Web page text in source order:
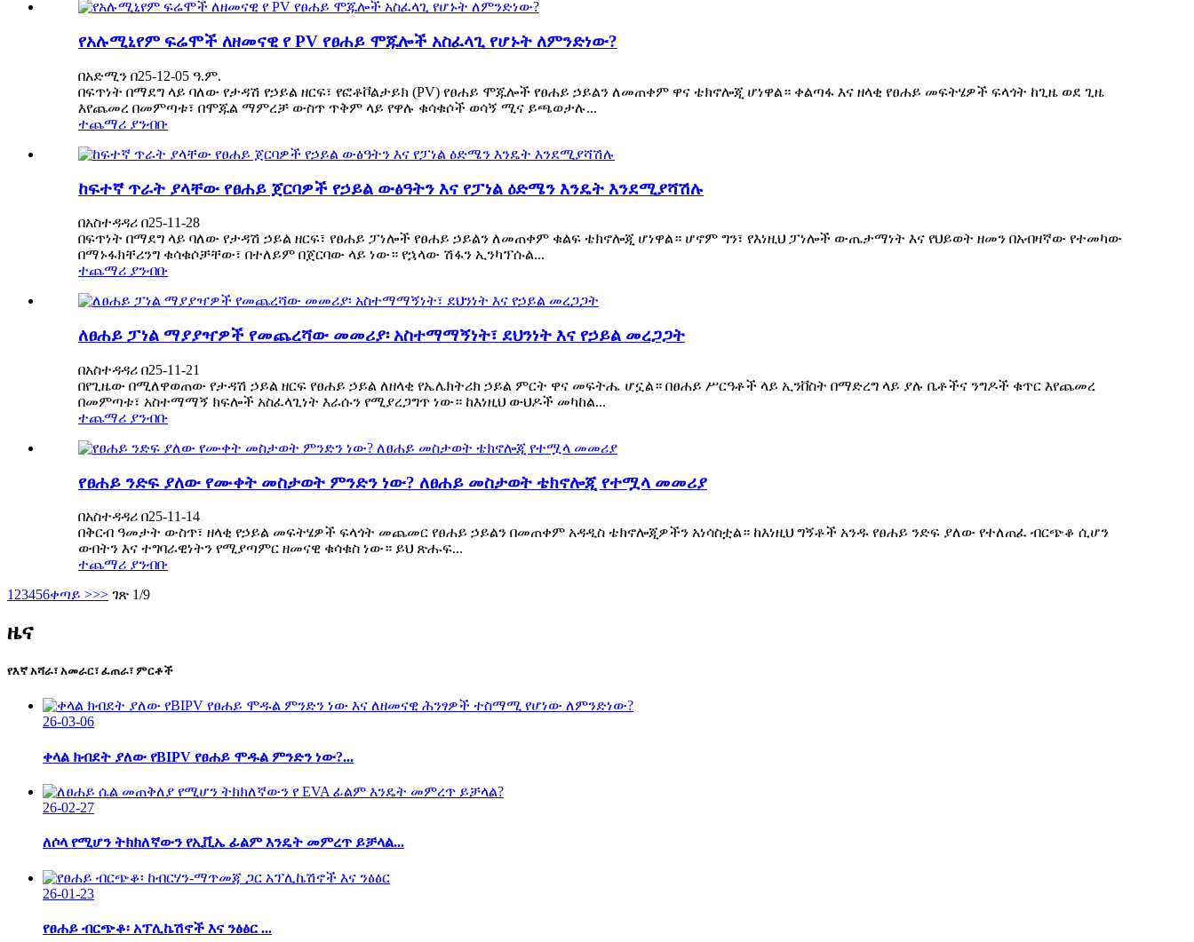
የአሉሚኒየም ፍሬሞች ለዘመናዊ የ PV የፀሐይ ሞጁሎች አስፈላጊ የሆኑት ለምንድነው?
በአድሚን በ25-12-05 ዓ.ም.
በፍጥነት በማደግ ላይ ባለው የታዳሽ የኃይል ዘርፍ፣ የፎቶቮልታይክ (PV) የፀሐይ ሞጁሎች የፀሐይ ኃይልን ለመጠቀም ዋና ቴክኖሎጂ ሆነዋል። ቀልጣፋ እና ዘላቂ የፀሐይ መፍትሄዎች ፍላጎት ከጊዜ ወደ ጊዜ
እየጨመረ በመምጣቱ፣ በሞጁል ማምረቻ ውስጥ ጥቅም ላይ የዋሉ ቁሳቁሶች ወሳኝ ሚና ይጫወታሉ...
ተጨማሪ ያንብቡ
ከፍተኛ ጥራት ያላቸው የፀሐይ ጀርባዎች የኃይል ውፅዓትን እና የፓነል ዕድሜን እንዴት እንደሚያሻሽሉ
በአስተዳዳሪ በ25-11-28
በፍጥነት በማደግ ላይ ባለው የታዳሽ ኃይል ዘርፍ፣ የፀሐይ ፓነሎች የፀሐይ ኃይልን ለመጠቀም ቁልፍ ቴክኖሎጂ ሆነዋል። ሆኖም ግን፣ የእነዚህ ፓነሎች ውጤታማነት እና የህይወት ዘመን በአብዛኛው የተመካው
በማኑፋክቸሪንግ ቁሳቁሶቻቸው፣ በተለይም በጀርባው ላይ ነው። የኋላው ሽፋን ኢንካፕሱል...
ተጨማሪ ያንብቡ
ለፀሐይ ፓነል ማያያዣዎች የመጨረሻው መመሪያ፡ አስተማማኝነት፣ ደህንነት እና የኃይል መረጋጋት
በአስተዳዳሪ በ25-11-21
በየጊዜው በሚለዋወጠው የታዳሽ ኃይል ዘርፍ የፀሐይ ኃይል ለዘላቂ የኤሌክትሪክ ኃይል ምርት ዋና መፍትሔ ሆኗል። በፀሐይ ሥርዓቶች ላይ ኢንቨስት በማድረግ ላይ ያሉ ቤቶችና ንግዶች ቁጥር እየጨመረ
በመምጣቱ፣ አስተማማኝ ክፍሎች አስፈላጊነት እራሱን የሚያረጋግጥ ነው። ከእነዚህ ውህዶች መካከል...
ተጨማሪ ያንብቡ
የፀሐይ ንድፍ ያለው የሙቀት መስታወት ምንድን ነው? ለፀሐይ መስታወት ቴክኖሎጂ የተሟላ መመሪያ
በአስተዳዳሪ በ25-11-14
በቅርብ ዓመታት ውስጥ፣ ዘላቂ የኃይል መፍትሄዎች ፍላጎት መጨመር የፀሐይ ኃይልን በመጠቀም አዳዲስ ቴክኖሎጂዎችን አነሳስቷል። ከእነዚህ ግኝቶች አንዱ የፀሐይ ንድፍ ያለው የተለጠፈ ብርጭቆ ሲሆን
ውበትን እና ተግባራዊነትን የሚያጣምር ዘመናዊ ቁሳቁስ ነው። ይህ ጽሑፍ...
ተጨማሪ ያንብቡ
1 23456ቀጣይ >>> ገጽ 1/9
ዜና
የእኛ አሻራ፣ አመራር፣ ፈጠራ፣ ምርቶች
26-03-06
ቀላል ክብደት ያለው የBIPV የፀሐይ ሞዱል ምንድን ነው?...
26-02-27
ለሶላ የሚሆን ትክክለኛውን የኢቪኤ ፊልም እንዴት መምረጥ ይቻላል...
26-01-23
የፀሐይ ብርጭቆ፡ አፕሊኬሽኖች እና ንፅፅር ...